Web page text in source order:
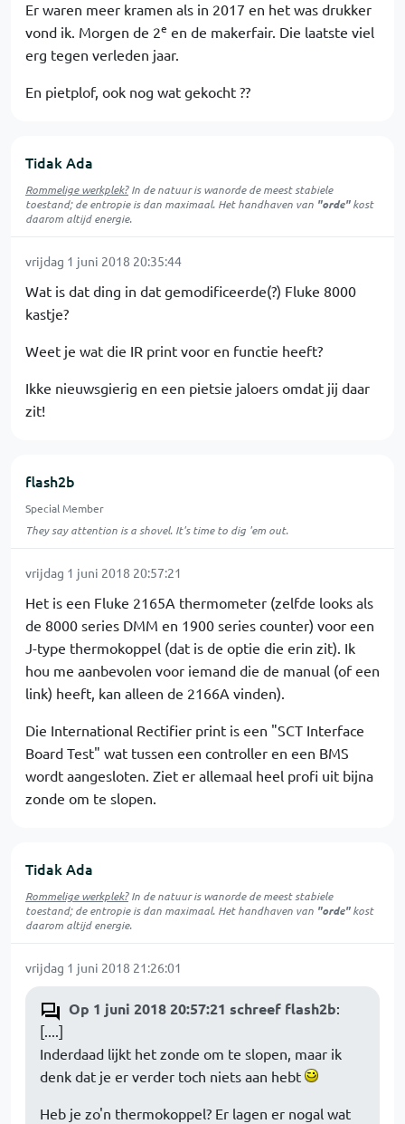
Er waren meer kramen als in 2017 en het was drukker
vond ik. Morgen de 2e en de makerfair. Die laatste viel
erg tegen verleden jaar.
En pietplof, ook nog wat gekocht ??
Tidak Ada
Rommelige werkplek?In de natuur iswanordede meest stabiele
toestand; de entropie is dan maximaal. Het handhaven van "orde"kost
daarom altijd energie.
vrijdag 1 juni 2018 20:35:44
Wat is dat ding in dat gemodificeerde(?) Fluke 8000
kastje?
Weet je wat die IR print voor en functie heeft?
Ikke nieuwsgierig en een pietsie jaloers omdat jij daar
zit!
flash2b
Special Member
They say attention is a shovel. It's time to dig 'em out.
vrijdag 1 juni 2018 20:57:21
Het is een Fluke 2165A thermometer (zelfde looks als
de 8000 series DMM en 1900 series counter) voor een
J-type thermokoppel (dat is de optie die erin zit). Ik
hou me aanbevolen voor iemand die de manual (of een
link) heeft, kan alleen de 2166A vinden).
Die International Rectifier print is een "SCT Interface
Board Test" wat tussen een controller en een BMS
wordt aangesloten. Ziet er allemaal heel profi uit bijna
zonde om te slopen.
Tidak Ada
Rommelige werkplek?In de natuur iswanordede meest stabiele
toestand; de entropie is dan maximaal. Het handhaven van "orde"kost
daarom altijd energie.
vrijdag 1 juni 2018 21:26:01
Op 1 juni 2018 20:57:21 schreef flash2b:
[....]
Inderdaad lijkt het zonde om te slopen, maar ik
denk dat je er verder toch niets aan hebt
Heb je zo'n thermokoppel? Er lagen er nogal wat